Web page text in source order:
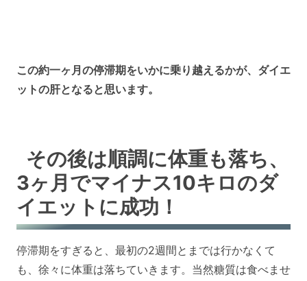
この約一ヶ月の停滞期をいかに乗り越えるかが、ダイエ
ットの肝となると思います。
その後は順調に体重も落ち、
3ヶ月でマイナス10キロのダ
イエットに成功！
停滞期をすぎると、最初の2週間とまでは行かなくて
も、徐々に体重は落ちていきます。当然糖質は食べませ